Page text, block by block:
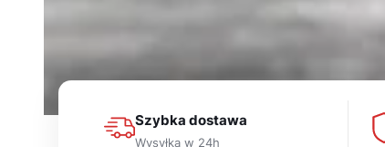
Szybka dostawa
Wysyłka w 24h